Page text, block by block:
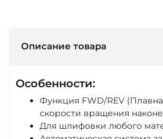
Описание товара
Особенности:
Функция FWD/REV
скорости вращения
Для шлифовки любого